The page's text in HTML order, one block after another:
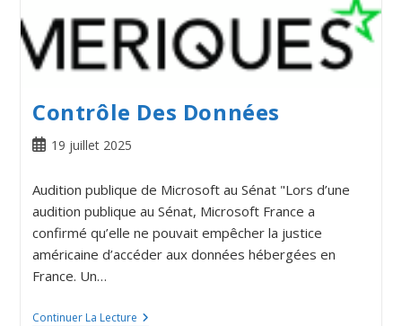
Contrôle Des Données
19 juillet 2025
Audition publique de Microsoft au Sénat "Lors d’une
audition publique au Sénat, Microsoft France a
confirmé qu’elle ne pouvait empêcher la justice
américaine d’accéder aux données hébergées en
France. Un…
Continuer La Lecture